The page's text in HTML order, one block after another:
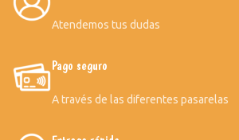
Atendemos tus dudas
Pago seguro
A través de las diferentes pasarelas